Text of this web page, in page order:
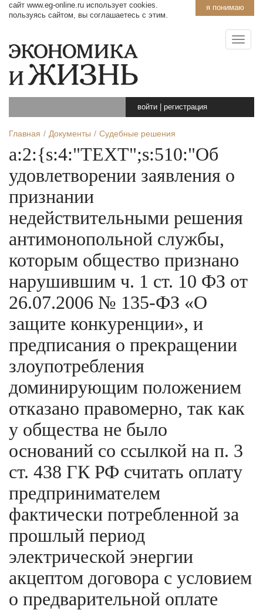
я понимаю
сайт www.eg-online.ru использует cookies.
пользуясь сайтом, вы соглашаетесь с этим.
войти регистрация
Главная Документы Судебные решения
a:2:{s:4:"TEXT";s:510:"Об
удовлетворении заявления о
признании
недействительными решения
антимонопольной службы,
которым общество признано
нарушившим ч. 1 ст. 10 ФЗ от
26.07.2006 № 135-ФЗ «О
защите конкуренции», и
предписания о прекращении
злоупотребления
доминирующим положением
отказано правомерно, так как
у общества не было
оснований со ссылкой на п. 3
ст. 438 ГК РФ считать оплату
предпринимателем
фактически потребленной за
прошлый период
электрической энергии
акцептом договора с условием
о предварительной оплате